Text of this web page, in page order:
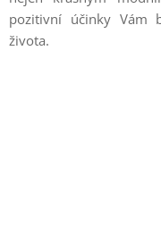
pozitivní účinky Vám
života.